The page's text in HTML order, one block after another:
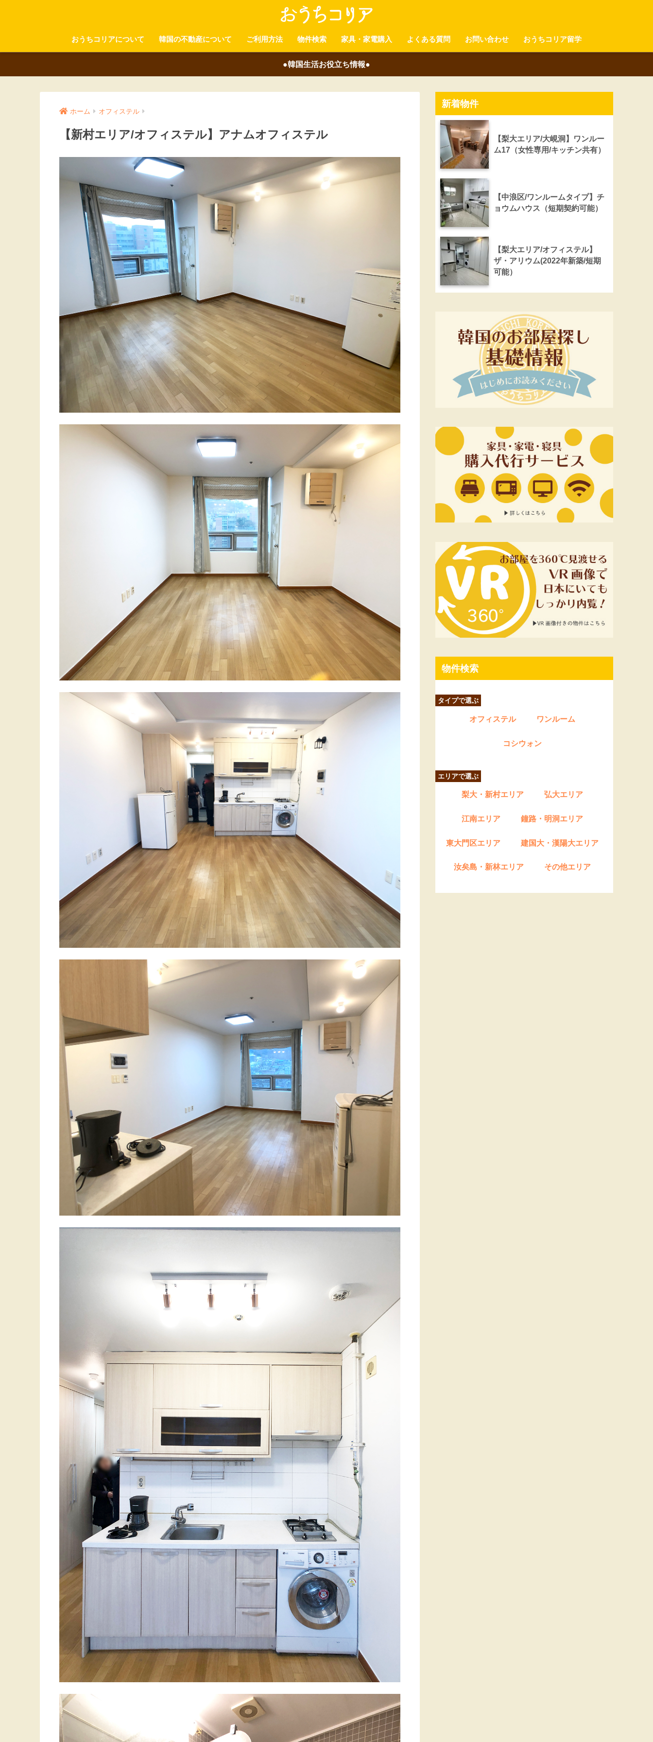
おうちコリアについて 韓国の不動産について ご利用方法 物件検索 家具・家電購入 よくある質問 お問い合わせ おうちコリア留学
●韓国生活お役立ち情報●
ホーム オフィステル
【新村エリア/オフィステル】アナムオフィステル
新着物件
【梨大エリア/大峴洞】ワンルー
ム17（女性専用/キッチン共有）
【中浪区/ワンルームタイプ】チ
ョウムハウス（短期契約可能）
【梨大エリア/オフィステル】
ザ・アリウム(2022年新築/短期
可能）
物件検索
タイプで選ぶ
オフィステル ワンルーム
コシウォン
エリアで選ぶ
梨大・新村エリア 弘大エリア
江南エリア 鐘路・明洞エリア
東大門区エリア 建国大・漢陽大エリア
汝矣島・新林エリア その他エリア